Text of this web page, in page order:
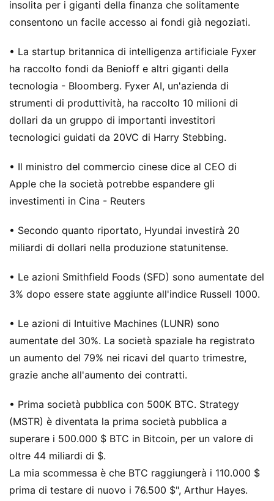
insolita per i giganti della finanza che solitamente
consentono un facile accesso ai fondi già negoziati.
• La startup britannica di intelligenza artificiale Fyxer
ha raccolto fondi da Benioff e altri giganti della
tecnologia - Bloomberg. Fyxer AI, un'azienda di
strumenti di produttività, ha raccolto 10 milioni di
dollari da un gruppo di importanti investitori
tecnologici guidati da 20VC di Harry Stebbing.
• Il ministro del commercio cinese dice al CEO di
Apple che la società potrebbe espandere gli
investimenti in Cina - Reuters
• Secondo quanto riportato, Hyundai investirà 20
miliardi di dollari nella produzione statunitense.
• Le azioni Smithfield Foods (SFD) sono aumentate del
3% dopo essere state aggiunte all'indice Russell 1000.
• Le azioni di Intuitive Machines (LUNR) sono
aumentate del 30%. La società spaziale ha registrato
un aumento del 79% nei ricavi del quarto trimestre,
grazie anche all'aumento dei contratti.
• Prima società pubblica con 500K BTC. Strategy
(MSTR) è diventata la prima società pubblica a
superare i 500.000 $ BTC in Bitcoin, per un valore di
oltre 44 miliardi di $.
La mia scommessa è che BTC raggiungerà i 110.000 $
prima di testare di nuovo i 76.500 $", Arthur Hayes.